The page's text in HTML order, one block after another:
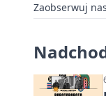
Zaobserwuj